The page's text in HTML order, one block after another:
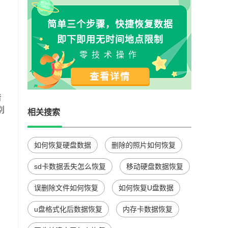
简单三个步骤，快捷恢复数据
即下即用无时间地点限制
零技术操作
查看详情
相关搜索
如何恢复硬盘数据 删除的照片如何恢复
sd卡数据丢失怎么恢复 移动硬盘数据恢复
误删除文件如何恢复 如何恢复U盘数据
u盘格式化后数据恢复 内存卡数据恢复